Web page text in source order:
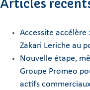
Articles
Accessite
Zakari Leriche au
Nouvelle étape,
Groupe Promeo
actifs